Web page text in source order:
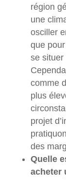
région
une
osciller
que
se situer
comme
plus
projet
des
Quelle
acheter